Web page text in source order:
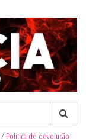
/ Politica de devolução